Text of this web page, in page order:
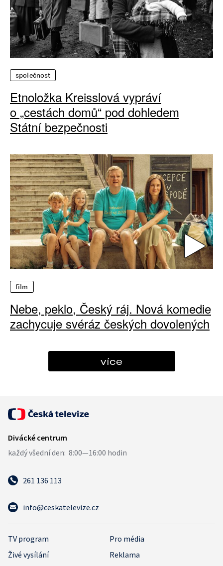
společnost
Etnoložka Kreisslová vypráví
o „cestách domů“ pod dohledem
Státní bezpečnosti
film
Nebe, peklo, Český ráj. Nová komedie
zachycuje svéráz českých dovolených
více
261 136 113
info@ceskatelevize.cz
TV program
Pro média
Živé vysílání
Reklama